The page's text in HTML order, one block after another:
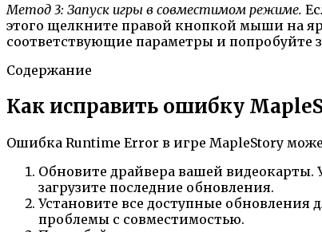
Метод 3: Запуск игры в совместимом режиме.
этого щелкните правой кнопкой мыши на
соответствующие параметры и попробуйте
Содержание
Как исправить ошибку
Ошибка Runtime Error в игре MapleStory
Обновите драйвера вашей видеокарты.
загрузите последние обновления.
Установите все доступные обновления
проблемы с совместимостью.